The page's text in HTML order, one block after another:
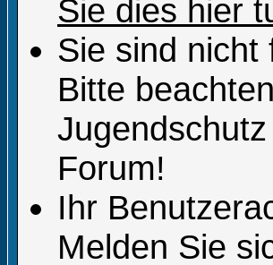
Sie dies hier
Sie sind nicht
Bitte
Forum!
Ihr
Melden Sie